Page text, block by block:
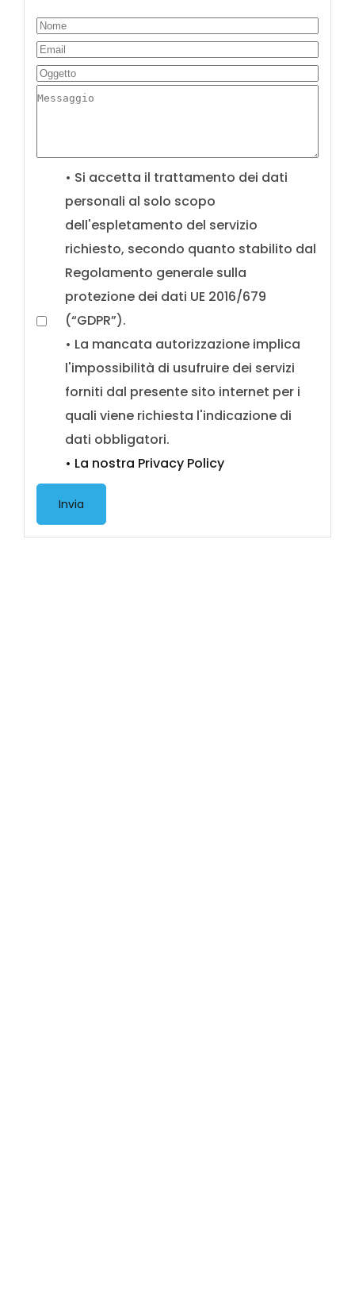
• Si accetta il trattamento dei dati
personali al solo scopo
dell'espletamento del servizio
richiesto, secondo quanto stabilito dal
Regolamento generale sulla
protezione dei dati UE 2016/679
(“GDPR”).
• La mancata autorizzazione implica
l'impossibilità di usufruire dei servizi
forniti dal presente sito internet per i
quali viene richiesta l'indicazione di
dati obbligatori.
• La nostra Privacy Policy
Invia